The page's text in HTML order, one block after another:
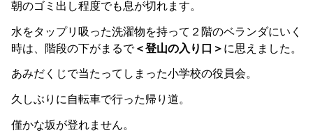
朝のゴミ出し程度でも息が切れます。
水をタップリ吸った洗濯物を持って２階のベランダにいく
時は、階段の下がまるで＜登山の入り口＞ に思えました。
あみだくじで当たってしまった小学校の役員会。
久しぶりに自転車で行った帰り道。
僅かな坂が登れません。